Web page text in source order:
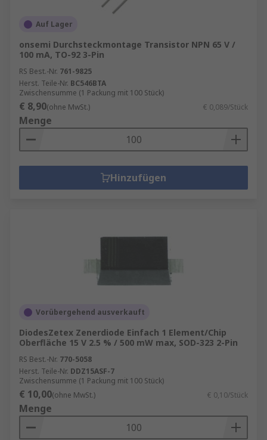
Auf Lager
onsemi Durchsteckmontage Transistor NPN 65 V /
100 mA, TO-92 3-Pin
RS Best.-Nr. 761-9825
Herst. Teile-Nr. BC546BTA
Zwischensumme (1 Packung mit 100 Stück)
€ 8,90(ohne MwSt.) € 0,089/Stück
Menge
Hinzufügen
Vorübergehend ausverkauft
DiodesZetex Zenerdiode Einfach 1 Element/Chip
Oberfläche 15 V 2.5 % / 500 mW max, SOD-323 2-Pin
RS Best.-Nr. 770-5058
Herst. Teile-Nr. DDZ15ASF-7
Zwischensumme (1 Packung mit 100 Stück)
€ 10,00(ohne MwSt.) € 0,10/Stück
Menge